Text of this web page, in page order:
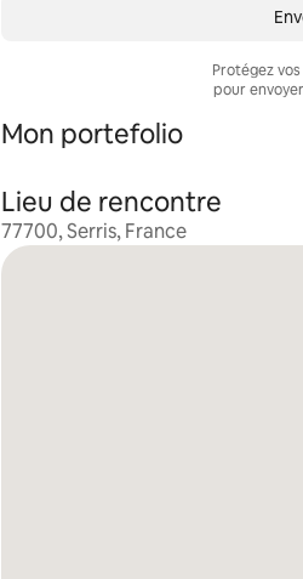
Protégez
pour
Mon portefolio
Lieu de rencontre
77700, Serris, France